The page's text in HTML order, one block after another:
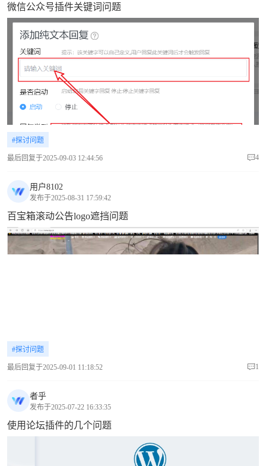
微信公众号插件关键词问题
#探讨问题
最后回复于2025-09-03 12:44:56 4
用户8102
发布于2025-08-31 17:59:42
百宝箱滚动公告logo遮挡问题
#探讨问题
最后回复于2025-09-01 11:18:52 1
者乎
发布于2025-07-22 16:33:35
使用论坛插件的几个问题